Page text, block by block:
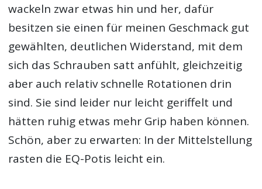
wackeln zwar etwas hin und her, dafür
besitzen sie einen für meinen Geschmack gut
gewählten, deutlichen Widerstand, mit dem
sich das Schrauben satt anfühlt, gleichzeitig
aber auch relativ schnelle Rotationen drin
sind. Sie sind leider nur leicht geriffelt und
hätten ruhig etwas mehr Grip haben können.
Schön, aber zu erwarten: In der Mittelstellung
rasten die EQ-Potis leicht ein.